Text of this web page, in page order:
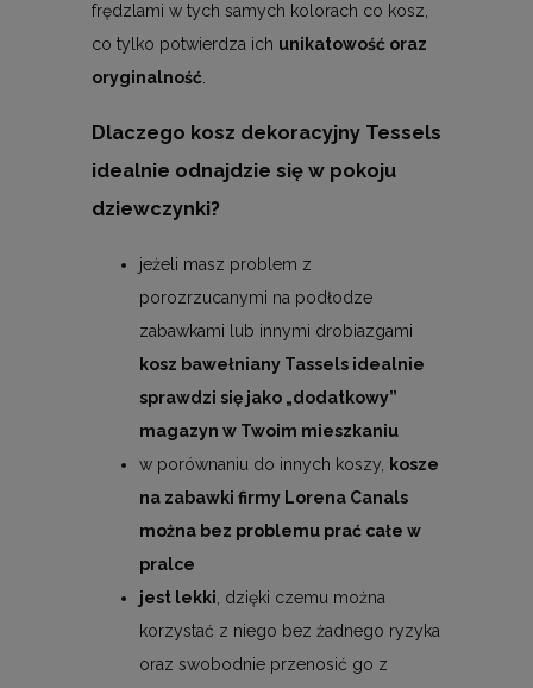
frędzlami w tych samych kolorach co kosz,
co tylko potwierdza ich unikatowość oraz
oryginalność.
Dlaczego kosz dekoracyjny Tessels
idealnie odnajdzie się w pokoju
dziewczynki?
jeżeli masz problem z
porozrzucanymi na podłodze
zabawkami lub innymi drobiazgami
kosz bawełniany Tassels idealnie
sprawdzi się jako „dodatkowy”
magazyn w Twoim mieszkaniu
w porównaniu do innych koszy,
kosze
na zabawki firmy Lorena Canals
można bez problemu prać całe w
pralce
jest lekki , dzięki czemu można
korzystać z niego bez żadnego ryzyka
oraz swobodnie przenosić go z